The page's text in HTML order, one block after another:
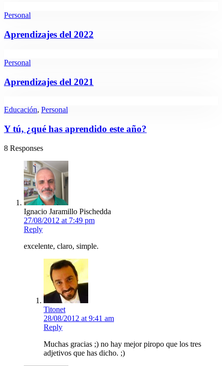
Personal
Aprendizajes del 2022
Personal
Aprendizajes del 2021
Educación, Personal
Y tú, ¿qué has aprendido este año?
8 Responses
Ignacio Jaramillo Pischedda
27/08/2012 at 7:49 pm
Reply
excelente, claro, simple.
Titonet
28/08/2012 at 9:41 am
Reply
Muchas gracias ;) no hay mejor piropo que los tres
adjetivos que has dicho. ;)